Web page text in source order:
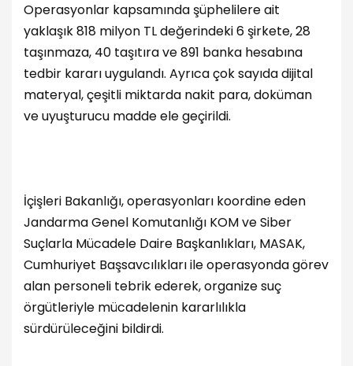
Operasyonlar kapsamında şüphelilere ait
yaklaşık 818 milyon TL değerindeki 6 şirkete, 28
taşınmaza, 40 taşıtıra ve 891 banka hesabına
tedbir kararı uygulandı. Ayrıca çok sayıda dijital
materyal, çeşitli miktarda nakit para, doküman
ve uyuşturucu madde ele geçirildi.
İçişleri Bakanlığı, operasyonları koordine eden
Jandarma Genel Komutanlığı KOM ve Siber
Suçlarla Mücadele Daire Başkanlıkları, MASAK,
Cumhuriyet Başsavcılıkları ile operasyonda görev
alan personeli tebrik ederek, organize suç
örgütleriyle mücadelenin kararlılıkla
sürdürüleceğini bildirdi.